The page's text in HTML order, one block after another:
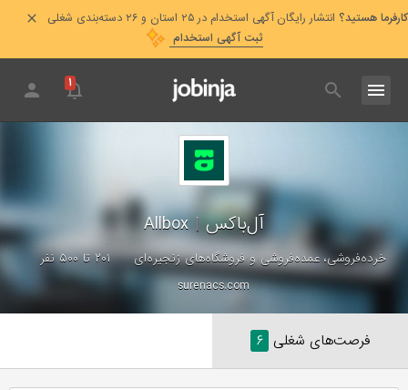
کارفرما هستید؟ انتشار رایگان آگهی استخدام در ۲۵ استان و ۲۶ دسته‌بندی شغلی
ثبت آگهی استخدام
۱
آل‌باکس|
خرده‌فروشی، عمده‌فروشی و فروشگاه‌های زنجیره‌ای
۲۰۱ تا ۵۰۰ نفر
surenacs.com
فرصت‌های شغلی ۶